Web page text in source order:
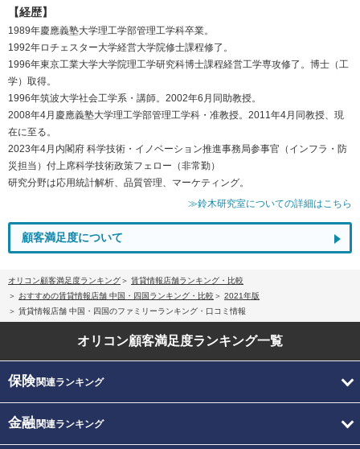
【経歴】
1989年慶應義塾大学理工学部管理工学科卒業。
1992年ロチェスター大学経営大学院修士課程修了。
1996年東京工業大学大学院理工学研究科博士課程経営工学専攻修了。博士（工
学）取得。
1996年筑波大学社会工学系・講師。2002年6月同助教授。
2008年4月慶應義塾大学理工学部管理工学科・准教授。2011年4月同教授、現
在に至る。
2023年4月内閣府 科学技術・イノベーション推進事務局参事官（インフラ・防
災担当）付上席科学技術政策フェロー（非常勤）
研究分野は応用統計解析、品質管理、マーケティング。
≫鈴木研究室についての詳細はこちら
顧客満足度について
オリコン顧客満足度ランキング
賃貸情報店舗ランキング・比較
おすすめの賃貸情報店舗 中国・四国ランキング・比較
2021年版
賃貸情報店舗 中国・四国のファミリーランキング・口コミ情報
オリコン顧客満足度ランキング一覧
保険関連ランキング
金融関連ランキング